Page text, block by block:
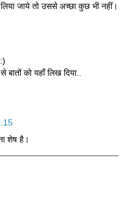
लिया जाये तो उससे अच्छा कुछ भी नहीं।
को यहाँ लिख दिया..
शेष है।